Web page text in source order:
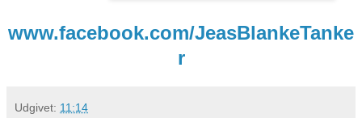
www.facebook.com/JeasBlankeTanke
r
Udgivet: 11:14